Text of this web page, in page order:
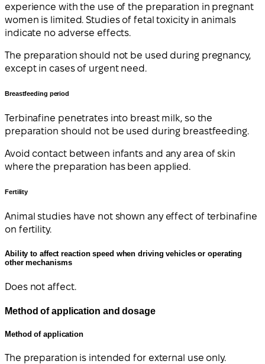
experience with the use of the preparation in pregnant
women is limited. Studies of fetal toxicity in animals
indicate no adverse effects.
The preparation should not be used during pregnancy,
except in cases of urgent need.
Breastfeeding period
Terbinafine penetrates into breast milk, so the
preparation should not be used during breastfeeding.
Avoid contact between infants and any area of skin
where the preparation has been applied.
Fertility
Animal studies have not shown any effect of terbinafine
on fertility.
Ability to affect reaction speed when driving vehicles or operating
other mechanisms
Does not affect.
Method of application and dosage
Method of application
The preparation is intended for external use only.